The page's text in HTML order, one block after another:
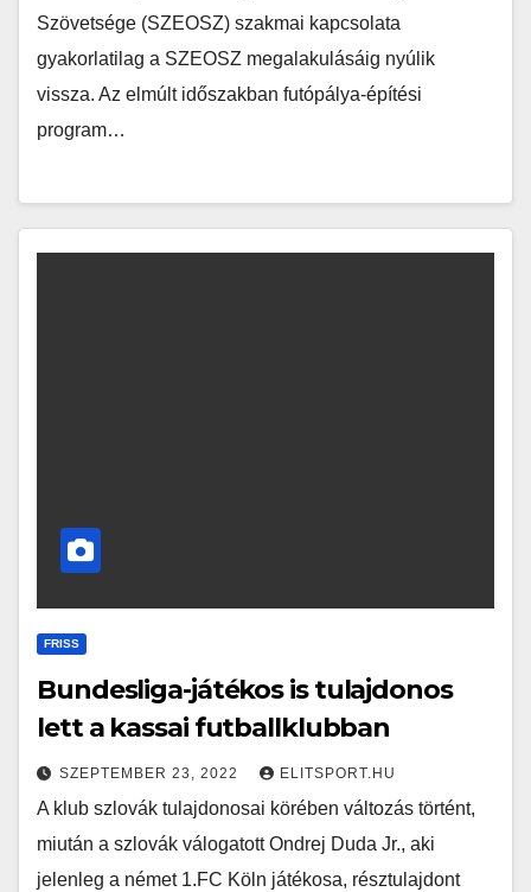
Szövetsége (SZEOSZ) szakmai kapcsolata
gyakorlatilag a SZEOSZ megalakulásáig nyúlik
vissza. Az elmúlt időszakban futópálya-építési
program…
FRISS
Bundesliga-játékos is tulajdonos
lett a kassai futballklubban
SZEPTEMBER 23, 2022 ELITSPORT.HU
A klub szlovák tulajdonosai körében változás történt,
miután a szlovák válogatott Ondrej Duda Jr., aki
jelenleg a német 1.FC Köln játékosa, résztulajdont